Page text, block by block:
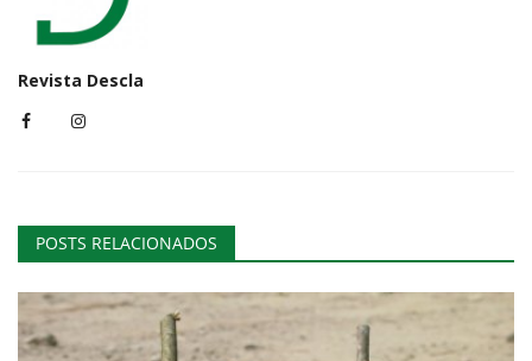
Revista Descla
POSTS RELACIONADOS